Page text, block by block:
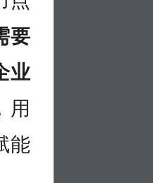
要
业
用
能